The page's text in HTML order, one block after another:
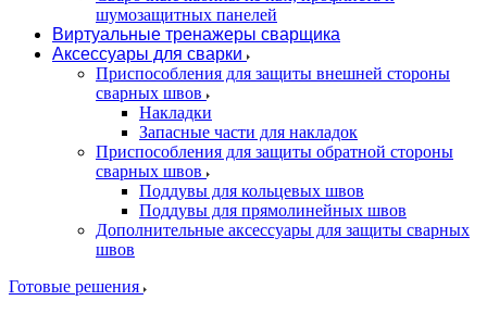
шумозащитных панелей
Виртуальные тренажеры сварщика
Аксессуары для сварки
Приспособления для защиты внешней стороны
сварных швов
Накладки
Запасные части для накладок
Приспособления для защиты обратной стороны
сварных швов
Поддувы для кольцевых швов
Поддувы для прямолинейных швов
Дополнительные аксессуары для защиты сварных
швов
Готовые решения